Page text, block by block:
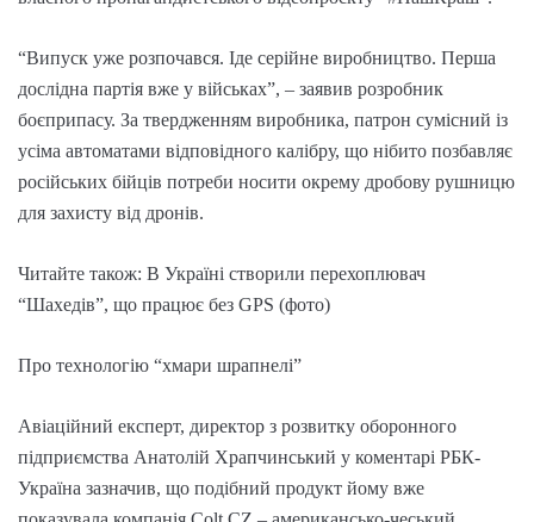
“Випуск уже розпочався. Іде серійне виробництво. Перша
дослідна партія вже у військах”, – заявив розробник
боєприпасу. За твердженням виробника, патрон сумісний із
усіма автоматами відповідного калібру, що нібито позбавляє
російських бійців потреби носити окрему дробову рушницю
для захисту від дронів.
Читайте також: В Україні створили перехоплювач
“Шахедів”, що працює без GPS (фото)
Про технологію “хмари шрапнелі”
Авіаційний експерт, директор з розвитку оборонного
підприємства Анатолій Храпчинський у коментарі РБК-
Україна зазначив, що подібний продукт йому вже